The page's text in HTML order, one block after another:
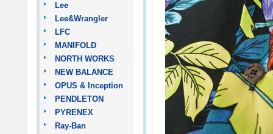
Lee
Lee&Wrangler
LFC
MANIFOLD
NORTH WORKS
NEW BALANCE
OPUS & Inception
PENDLETON
PYRENEX
Ray-Ban